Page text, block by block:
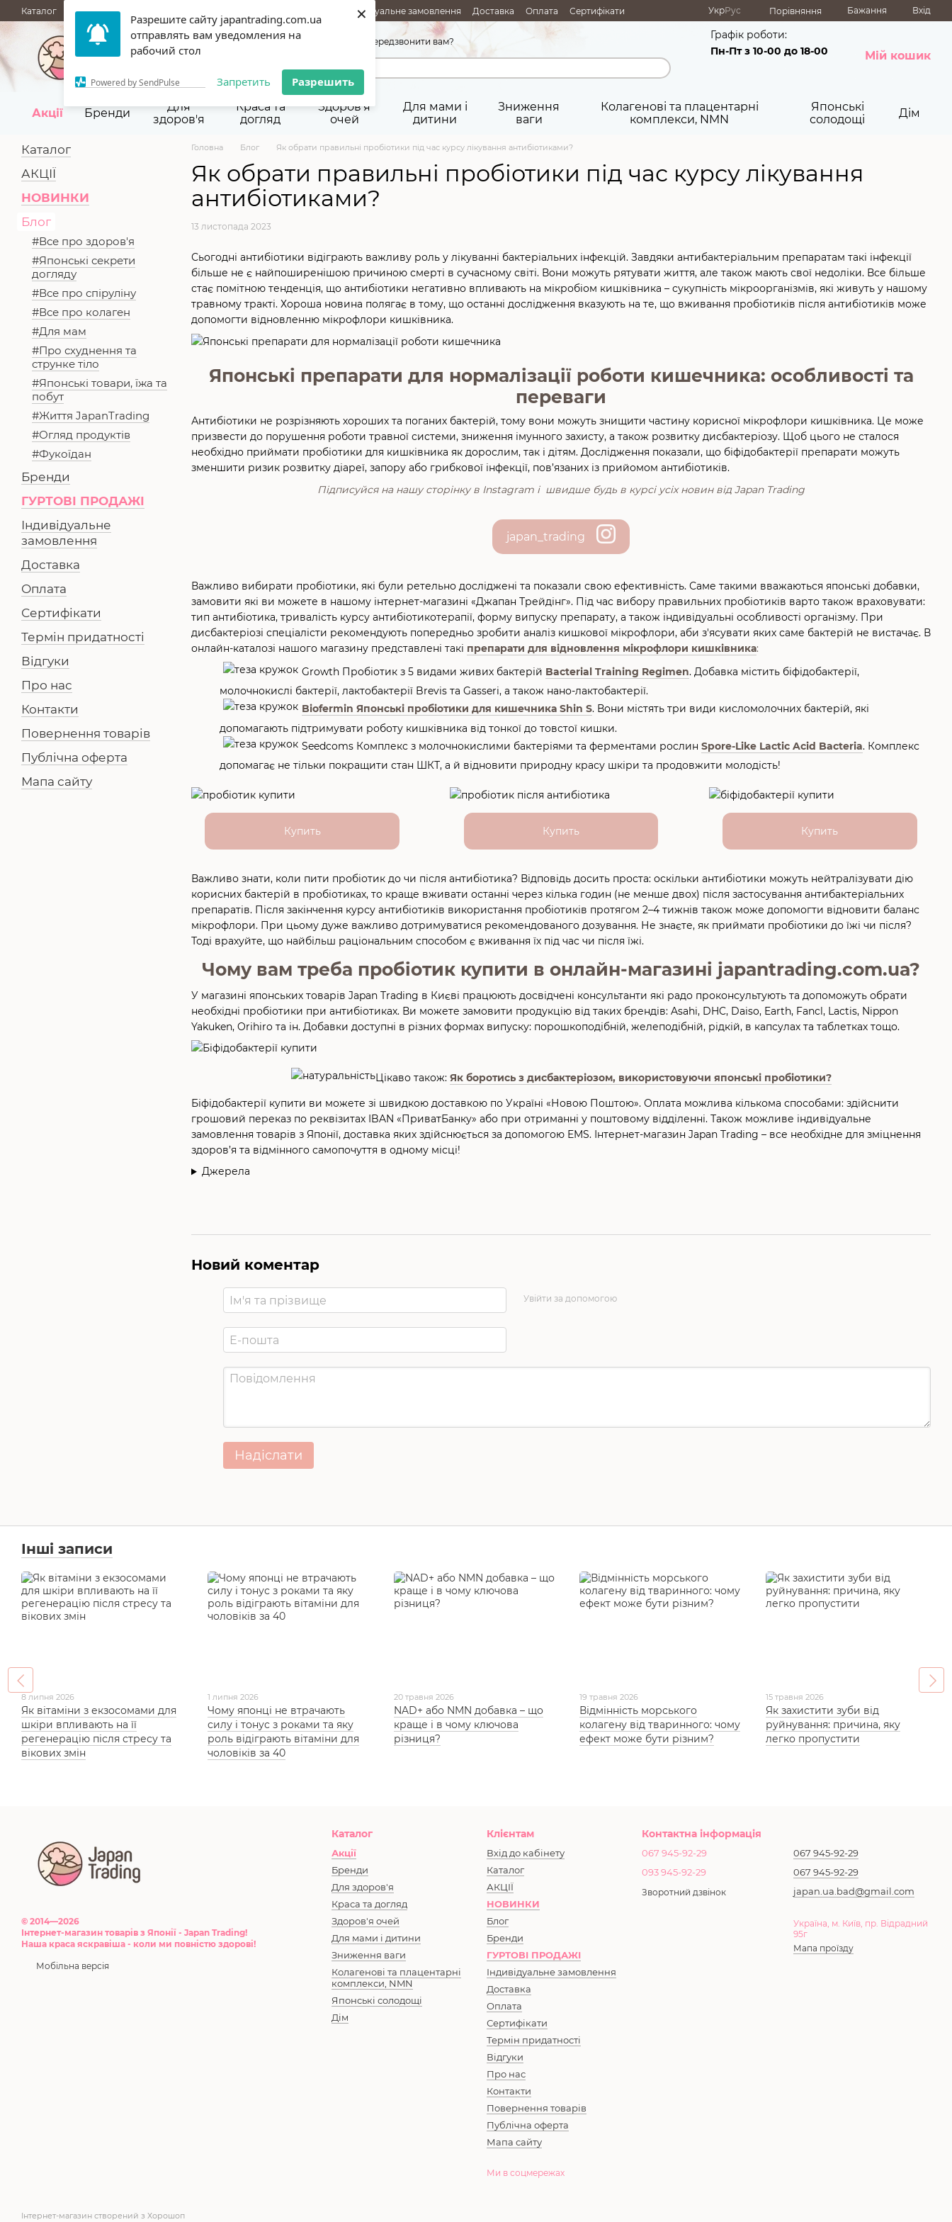
Разрешите сайту japantrading.com.ua
отправлять вам уведомления на
рабочий стол
Powered by SendPulse Запретить Разрешить
×
Перейти до основного контенту
Каталог АКЦІЇ НОВИНКИ Індивідуальне замовлення Доставка Оплата
Сертифікати
Термін придатності
Відгуки Про нас Контакти Повернення товарів Публічна оферта
УкрРус Порівняння Бажання Вхід
067 945-92-29,093 945-92-29 Передзвонити вам?
Графік роботи:
Пн-Пт з 10-00 до 18-00
Мій кошик
Акції Бренди
Для
здоров'я
Краса та
догляд
Здоров'я
очей
Для мами і
дитини
Зниження
ваги
Колагенові та плацентарні
комплекси, NMN
Японські
солодощі
Дім
Головна Блог Як обрати правильні пробіотики під час курсу лікування антибіотиками?
Як обрати правильні пробіотики під час курсу лікування
антибіотиками?
13 листопада 2023
Сьогодні антибіотики відіграють важливу роль у лікуванні бактеріальних інфекцій. Завдяки антибактеріальним препаратам такі інфекції
більше не є найпоширенішою причиною смерті в сучасному світі. Вони можуть рятувати життя, але також мають свої недоліки. Все більше
стає помітною тенденція, що антибіотики негативно впливають на мікробіом кишківника – сукупність мікроорганізмів, які живуть у нашому
травному тракті. Хороша новина полягає в тому, що останні дослідження вказують на те, що вживання пробіотиків після антибіотиків може
допомогти відновленню мікрофлори кишківника.
Японські препарати для нормалізації роботи кишечника: особливості та
переваги
Антибіотики не розрізняють хороших та поганих бактерій, тому вони можуть знищити частину корисної мікрофлори кишківника. Це може
призвести до порушення роботи травної системи, зниження імунного захисту, а також розвитку дисбактеріозу. Щоб цього не сталося
необхідно приймати пробіотики для кишківника як дорослим, так і дітям. Дослідження показали, що біфідобактерії препарати можуть
зменшити ризик розвитку діареї, запору або грибкової інфекції, пов’язаних із прийомом антибіотиків.
Підписуйся на нашу сторінку в Іnstagram і швидше будь в курсі усіх новин від Japan Trading
japan_trading
Важливо вибирати пробіотики, які були ретельно досліджені та показали свою ефективність. Саме такими вважаються японські добавки,
замовити які ви можете в нашому інтернет-магазині «Джапан Трейдінг». Під час вибору правильних пробіотиків варто також враховувати:
тип антибіотика, тривалість курсу антибіотикотерапії, форму випуску препарату, а також індивідуальні особливості організму. При
дисбактеріозі спеціалісти рекомендують попередньо зробити аналіз кишкової мікрофлори, аби з'ясувати яких саме бактерій не вистачає. В
онлайн-каталозі нашого магазину представлені такі препарати для відновлення мікрофлори кишківника:
Growth Пробіотик з 5 видами живих бактерій Bacterial Training Regimen. Добавка містить біфідобактерії,
молочнокислі бактерії, лактобактерії Brevis та Gasseri, а також нано-лактобактерії.
Biofermin Японські пробіотики для кишечника Shin S. Вони містять три види кисломолочних бактерій, які
допомагають підтримувати роботу кишківника від тонкої до товстої кишки.
Seedcoms Комплекс з молочнокислими бактеріями та ферментами рослин Spore-Like Lactic Acid Bacteria. Комплекс
допомагає не тільки покращити стан ШКТ, а й відновити природну красу шкіри та продовжити молодість!
Купить Купить Купить
Важливо знати, коли пити пробіотик до чи після антибіотика? Відповідь досить проста: оскільки антибіотики можуть нейтралізувати дію
корисних бактерій в пробіотиках, то краще вживати останні через кілька годин (не менше двох) після застосування антибактеріальних
препаратів. Після закінчення курсу антибіотиків використання пробіотиків протягом 2–4 тижнів також може допомогти відновити баланс
мікрофлори. При цьому дуже важливо дотримуватися рекомендованого дозування. Не знаєте, як приймати пробіотики до їжі чи після?
Тоді врахуйте, що найбільш раціональним способом є вживання їх під час чи після їжі.
Чому вам треба пробіотик купити в онлайн-магазині japantrading.com.ua?
У магазині японських товарів Japan Trading в Києві працюють досвідчені консультанти які радо проконсультують та допоможуть обрати
необхідні пробіотики при антибіотиках. Ви можете замовити продукцію від таких брендів: Asahi, DHC, Daiso, Earth, Fancl, Lactis, Nippon
Yakuken, Orihiro та ін. Добавки доступні в різних формах випуску: порошкоподібній, желеподібній, рідкій, в капсулах та таблетках тощо.
Цікаво також: Як боротись з дисбактеріозом, використовуючи японські пробіотики?
Біфідобактерії купити ви можете зі швидкою доставкою по Україні «Новою Поштою». Оплата можлива кількома способами: здійснити
грошовий переказ по реквізитах IBAN «ПриватБанку» або при отриманні у поштовому відділенні. Також можливе індивідуальне
замовлення товарів з Японії, доставка яких здійснюється за допомогою EMS. Інтернет-магазин Japan Trading – все необхідне для зміцнення
здоров’я та відмінного самопочуття в одному місці!
Джерела
Новий коментар
Увійти за допомогою
Надіслати
Каталог
АКЦІЇ
НОВИНКИ
Блог
#Все про здоров'я
#Японські секрети
догляду
#Все про спіруліну
#Все про колаген
#Для мам
#Про схуднення та
струнке тіло
#Японські товари, їжа та
побут
#Життя JapanTrading
#Огляд продуктів
#Фукоїдан
Бренди
ГУРТОВІ ПРОДАЖІ
Індивідуальне
замовлення
Доставка
Оплата
Сертифікати
Термін придатності
Відгуки
Про нас
Контакти
Повернення товарів
Публічна оферта
Мапа сайту
Інші записи
8 липня 2026
Як вітаміни з екзосомами для
шкіри впливають на її
регенерацію після стресу та
вікових змін
1 липня 2026
Чому японці не втрачають
силу і тонус з роками та яку
роль відіграють вітаміни для
чоловіків за 40
20 травня 2026
NAD+ або NMN добавка – що
краще і в чому ключова
різниця?
19 травня 2026
Відмінність морського
колагену від тваринного: чому
ефект може бути різним?
15 травня 2026
Як захистити зуби від
руйнування: причина, яку
легко пропустити
© 2014—2026
Інтернет-магазин товарів з Японії - Japan Trading!
Наша краса яскравіша - коли ми повністю здорові!
Мобільна версія
Інтернет-магазин створений з Хорошоп
Каталог
Акції
Бренди
Для здоров'я
Краса та догляд
Здоров'я очей
Для мами і дитини
Зниження ваги
Колагенові та плацентарні
комплекси, NMN
Японські солодощі
Дім
Клієнтам
Вхід до кабінету
Каталог
АКЦІЇ
НОВИНКИ
Блог
Бренди
ГУРТОВІ ПРОДАЖІ
Індивідуальне замовлення
Доставка
Оплата
Сертифікати
Термін придатності
Відгуки
Про нас
Контакти
Повернення товарів
Публічна оферта
Мапа сайту
Ми в соцмережах
Контактна інформація
067 945-92-29
093 945-92-29
Зворотний дзвінок
067 945-92-29
067 945-92-29
japan.ua.bad@gmail.com
Україна, м. Київ, пр. Відрадний
95г
Мапа проїзду